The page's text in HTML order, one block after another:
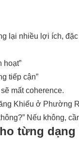
lại nhiều lợi ích,
hoạt”
tiếp cận”
mất coherence.
Khiếu ở Phường
Nếu không,
từng dạng